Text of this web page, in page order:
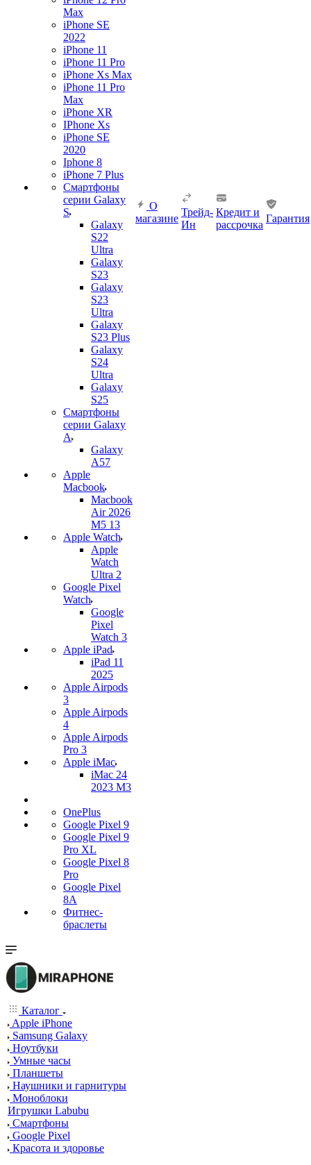
Max
iPhone SE
2022
iPhone 11
iPhone 11 Pro
iPhone Xs Max
iPhone 11 Pro
Max
iPhone XR
IPhone Xs
iPhone SE
2020
Iphone 8
iPhone 7 Plus
Смартфоны
серии Galaxy
S
Galaxy
S22
Ultra
Galaxy
S23
Galaxy
S23
Ultra
Galaxy
S23 Plus
Galaxy
S24
Ultra
Galaxy
S25
Смартфоны
серии Galaxy
A
Galaxy
A57
Apple
Macbook
Macbook
Air 2026
M5 13
Apple Watch
Apple
Watch
Ultra 2
Google Pixel
Watch
Google
Pixel
Watch 3
Apple iPad
iPad 11
2025
Apple Airpods
3
Apple Airpods
4
Apple Airpods
Pro 3
Apple iMac
iMac 24
2023 M3
OnePlus
Google Pixel 9
Google Pixel 9
Pro XL
Google Pixel 8
Pro
Google Pixel
8A
Фитнес-
браслеты
О
магазине
Трейд-
Ин
Кредит и
рассрочка
Гарантия
Каталог
Apple iPhone
Samsung Galaxy
Ноутбуки
Умные часы
Планшеты
Наушники и гарнитуры
Моноблоки
Игрушки Labubu
Смартфоны
Google Pixel
Красота и здоровье